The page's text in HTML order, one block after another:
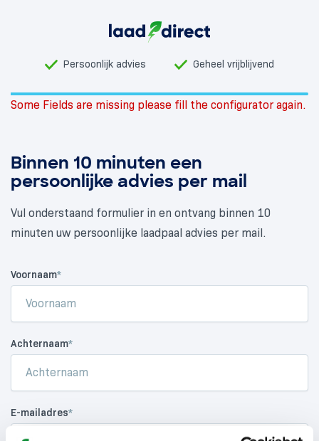
Persoonlijk advies Geheel vrijblijvend
Some Fields are missing please fill the configurator again.
Binnen 10 minuten een
persoonlijke advies per mail
Vul onderstaand formulier in en ontvang binnen 10
minuten uw persoonlijke laadpaal advies per mail.
Voornaam*
Achternaam*
E-mailadres*